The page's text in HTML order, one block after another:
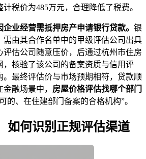
税价为485万元，合理降低了税费。
业经营需抵押房产申请银行贷款。 银
需由其合作名单中的甲级评估公司出具
评估公司随意压价，后通过杭州市住房
，核验了该公司的备案资质与信用评
。最终评估价与市场预期相符，贷款顺
融场景中， 房屋价格评估找哪个部门
的、在住建部门备案的合格机构”。
如何识别正规评估渠道